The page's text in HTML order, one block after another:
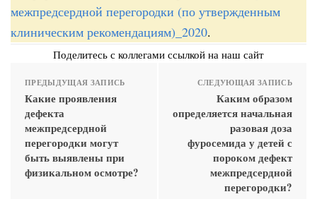
межпредсердной перегородки (по утвержденным
клиническим рекомендациям)_2020.
Поделитесь с коллегами ссылкой на наш сайт
ПРЕДЫДУЩАЯ ЗАПИСЬ
Какие проявления
дефекта
межпредсердной
перегородки могут
быть выявлены при
физикальном осмотре?
СЛЕДУЮЩАЯ ЗАПИСЬ
Каким образом
определяется начальная
разовая доза
фуросемида у детей с
пороком дефект
межпредсердной
перегородки?